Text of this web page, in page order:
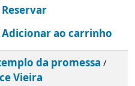
Reservar
Adicionar ao carrinho
da promessa /
Vieira